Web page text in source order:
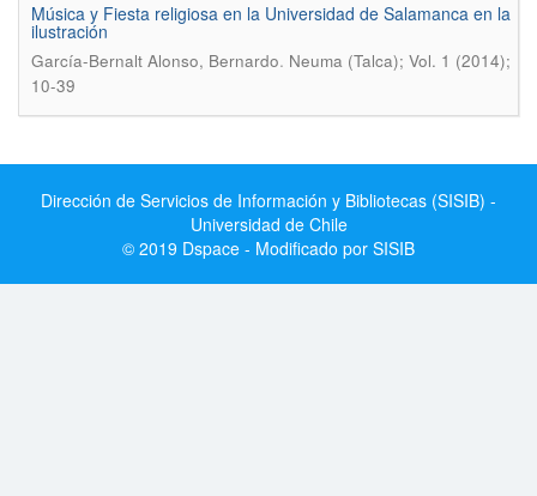
Música y Fiesta religiosa en la Universidad de Salamanca en la
ilustración
García-Bernalt Alonso, Bernardo. Neuma (Talca); Vol. 1 (2014);
10-39
Dirección de Servicios de Información y Bibliotecas (SISIB) -
Universidad de Chile
© 2019 Dspace - Modificado por SISIB